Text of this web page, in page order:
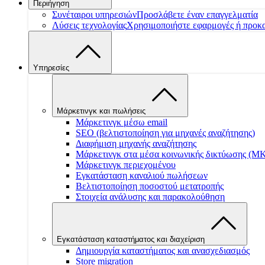
Περιήγηση
Συνέταιροι υπηρεσιώνΠροσλάβετε έναν επαγγελματία
Λύσεις τεχνολογίαςΧρησιμοποιήστε εφαρμογές ή
Υπηρεσίες
Μάρκετινγκ και πωλήσεις
Μάρκετινγκ μέσω email
SEO (βελτιστοποίηση για μηχανές αναζήτησης)
Διαφήμιση μηχανής αναζήτησης
Μάρκετινγκ στα μέσα κοινωνικής δικτύωσης
Μάρκετινγκ περιεχομένου
Εγκατάσταση καναλιού πωλήσεων
Βελτιστοποίηση ποσοστού μετατροπής
Στοιχεία ανάλυσης και παρακολούθηση
Εγκατάσταση καταστήματος και διαχείριση
Δημιουργία καταστήματος και ανασχεδιασμός
Store migration